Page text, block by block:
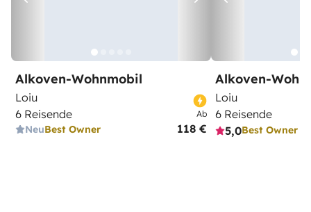
Alkoven-Wohnmobil
Loiu
6 Reisende
NeuBest Owner
Ab
118 €
Alkoven-
Loiu
6 Reisende
5,0Best Owner